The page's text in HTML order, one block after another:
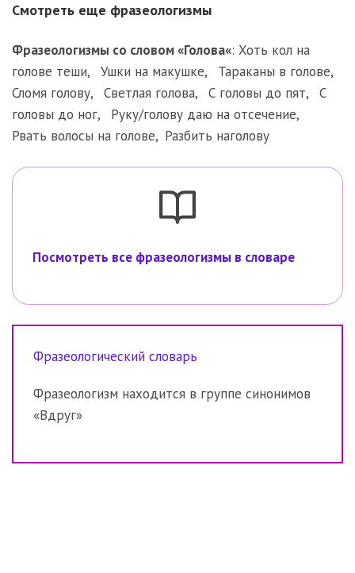
Смотреть еще фразеологизмы
Фразеологизмы со словом «Голова«: Хоть кол на
голове теши, Ушки на макушке, Тараканы в голове,
Сломя голову, Светлая голова, С головы до пят, С
головы до ног, Руку/голову даю на отсечение,
Рвать волосы на голове, Разбить наголову
Посмотреть все фразеологизмы в словаре
Фразеологический словарь
Фразеологизм находится в группе синонимов
«Вдруг»